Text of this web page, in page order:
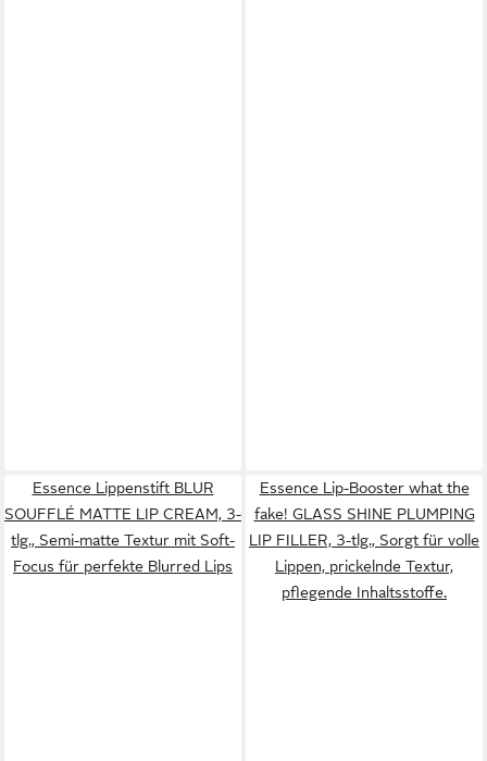
Essence Lippenstift BLUR
SOUFFLÉ MATTE LIP CREAM, 3-
tlg., Semi-matte Textur mit Soft-
Focus für perfekte Blurred Lips
Essence Lip-Booster what the
fake! GLASS SHINE PLUMPING
LIP FILLER, 3-tlg., Sorgt für volle
Lippen, prickelnde Textur,
pflegende Inhaltsstoffe.